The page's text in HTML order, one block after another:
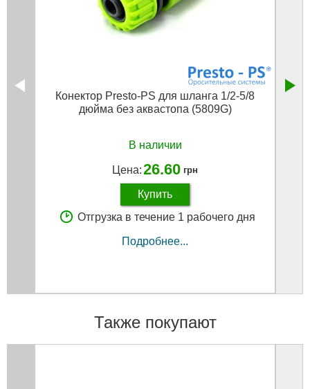
Конектор Presto-PS для шланга 1/2-5/8
дюйма без аквастопа (5809G)
В наличии
Цена:26.60 грн
Купить
Отгрузка в течение 1 рабочего дня
Подробнее...
Также покупают